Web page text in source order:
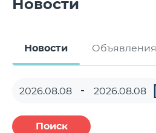
Новости
Новости Объявления
Поиск